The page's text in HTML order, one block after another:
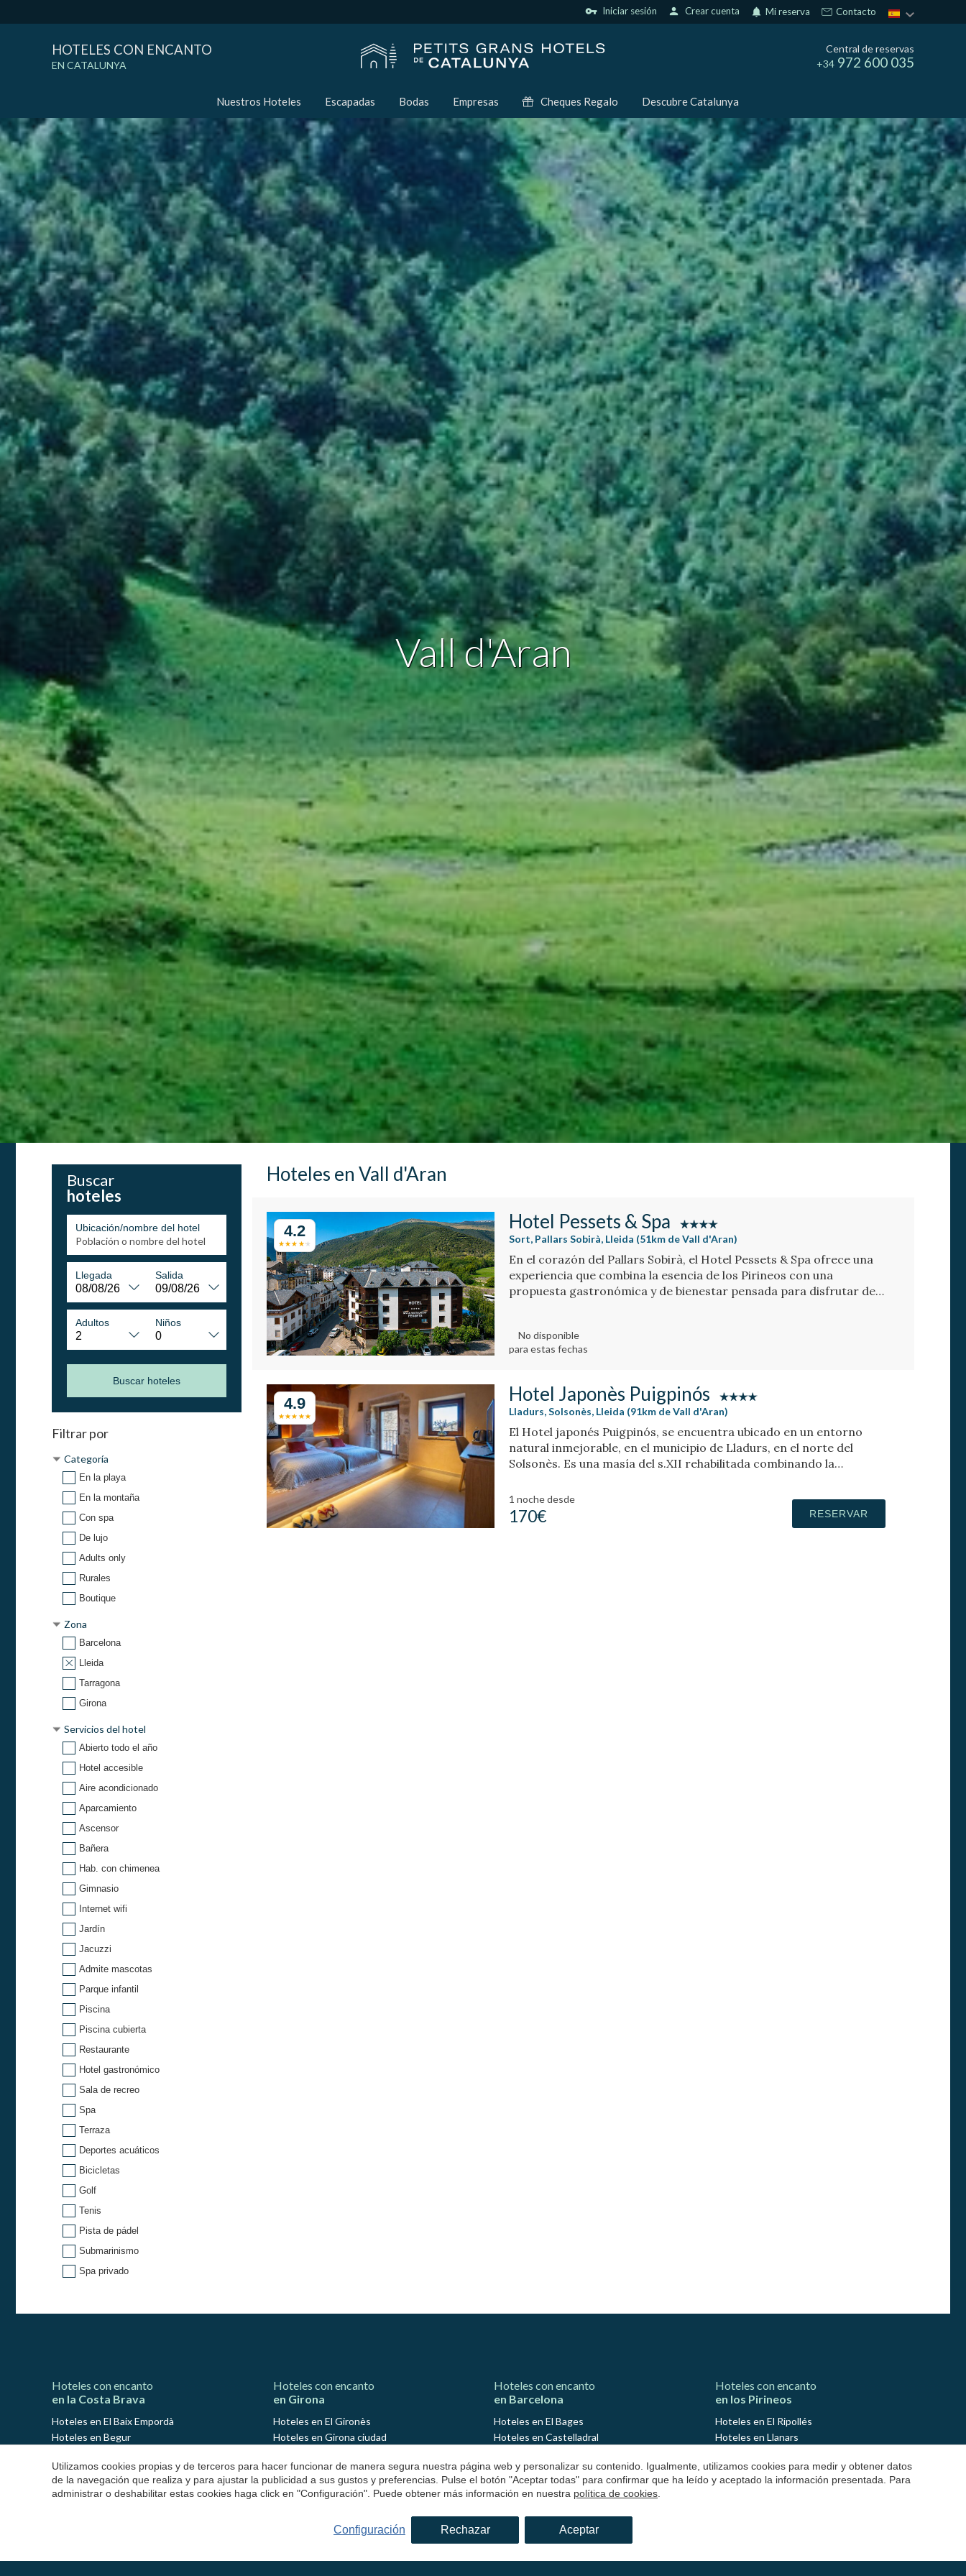
vpn_key Iniciar sesión person Crear cuenta notifications Mi reserva Contacto
HOTELES CON ENCANTO
EN CATALUNYA
Central de reservas
+34 972 600 035
Nuestros Hoteles Escapadas Bodas Empresas Cheques Regalo Descubre Catalunya
Vall d'Aran
Buscar
hoteles
Ubicación/nombre del hotel
Llegada Salida
Adultos Niños
Buscar hoteles
Filtrar por
Categoría
En la playa
En la montaña
Con spa
De lujo
Adults only
Rurales
Boutique
Zona
Barcelona
Lleida
Tarragona
Girona
Servicios del hotel
Abierto todo el año
Hotel accesible
Aire acondicionado
Aparcamiento
Ascensor
Bañera
Hab. con chimenea
Gimnasio
Internet wifi
Jardín
Jacuzzi
Admite mascotas
Parque infantil
Piscina
Piscina cubierta
Restaurante
Hotel gastronómico
Sala de recreo
Spa
Terraza
Deportes acuáticos
Bicicletas
Golf
Tenis
Pista de pádel
Submarinismo
Spa privado
Hoteles en Vall d'Aran
4.2 Hotel Pessets & Spa
Sort, Pallars Sobirà, Lleida (51km de Vall d'Aran)
En el corazón del Pallars Sobirà, el Hotel Pessets & Spa ofrece una
experiencia que combina la esencia de los Pirineos con una
propuesta gastronómica y de bienestar pensada para disfrutar del
de las actividades al aire libre como para quienes buscan
desconexión, autenticidad y buena mesa.
No disponible
para estas fechas
4.9 Hotel Japonès Puigpinós
Lladurs, Solsonès, Lleida (91km de Vall d'Aran)
El Hotel japonés Puigpinós, se encuentra ubicado en un entorno
natural inmejorable, en el municipio de Lladurs, en el norte del
Solsonès. Es una masía del s.XII rehabilitada combinando la
minimalista y elegante de estilo japonés.
1 nochedesde
170€ RESERVAR
Hoteles con encanto
en la Costa Brava
Hoteles en El Baix Empordà
Hoteles en Begur
Hoteles en Llafranc
Hoteles en Platja d'Aro
Hoteles en Palamós
Hoteles en Sant Antoni de Calonge
Hoteles con encanto
en Girona
Hoteles en El Gironès
Hoteles en Girona ciudad
Hoteles en Cantallops
Hoteles en Madremanya
Hoteles en Maçanet de Cabrenys
Hoteles en Lloret de Mar
Hoteles en San Julián de Ramis
Hoteles con encanto
en Barcelona
Hoteles en El Bages
Hoteles en Castelladral
Hoteles en El Barcelonés
Hoteles en El Maresme
Hoteles en Arenys de Mar
Hoteles en Osona
Hoteles en Sant Julià de Vilatorta
Hoteles en El Vallés Occidental
Hoteles en Valldoreix
Hoteles con encanto
en los Pirineos
Hoteles en El Ripollés
Hoteles en Llanars
Hoteles en Ribes de Freser
Hoteles en Setcases
Hoteles en Sant Llorenç de Morunys
Utilizamos cookies propias y de terceros para hacer funcionar de manera segura nuestra página web y personalizar su contenido. Igualmente, utilizamos cookies para medir y obtener datos
de la navegación que realiza y para ajustar la publicidad a sus gustos y preferencias. Pulse el botón "Aceptar todas" para confirmar que ha leído y aceptado la información presentada. Para
administrar o deshabilitar estas cookies haga click en "Configuración". Puede obtener más información en nuestra política de cookies
Configuración Rechazar Aceptar
Modificar cookies
Técnicas y funcionales
Siempre activas
Este sitio web utiliza Cookies propias para recopilar información con la finalidad de
mejorar nuestros servicios. Si continua navegando, supone la aceptación de la
instalación de las mismas. El usuario tiene la posibilidad de configurar su navegador
pudiendo, si así lo desea, impedir que sean instaladas en su disco duro, aunque
deberá tener en cuenta que dicha acción podrá ocasionar dificultades de navegación
de la página web.
Analíticas y personalización
Permiten realizar el seguimiento y análisis del comportamiento de los usuarios de este
sitio web. La información recogida mediante este tipo de cookies se utiliza en la
medición de la actividad de la web para la elaboración de perfiles de navegación de
los usuarios con el fin de introducir mejoras en función del análisis de los datos de uso
que hacen los usuarios del servicio. Permiten guardar la información de preferencia
del usuario para mejorar la calidad de nuestros servicios y para ofrecer una mejor
experiencia a través de productos recomendados.
Marketing y publicidad
Estas cookies son utilizadas para almacenar información sobre las preferencias y
elecciones personales del usuario a través de la observación continuada de sus
hábitos de navegación. Gracias a ellas, podemos conocer los hábitos de navegación
en el sitio web y mostrar publicidad relacionada con el perfil de navegación del
usuario.
Guardar configuración Aceptar todas